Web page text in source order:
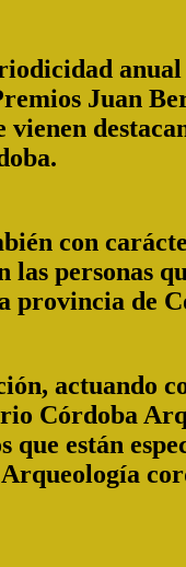
Juan
vienen
con
las personas
provincia de
actuando
Córdoba
que están